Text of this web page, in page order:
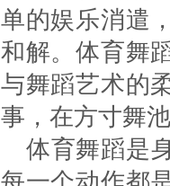
单的娱乐消遣
和解。体育舞
与舞蹈艺术的
事，在方寸舞
体育舞蹈是